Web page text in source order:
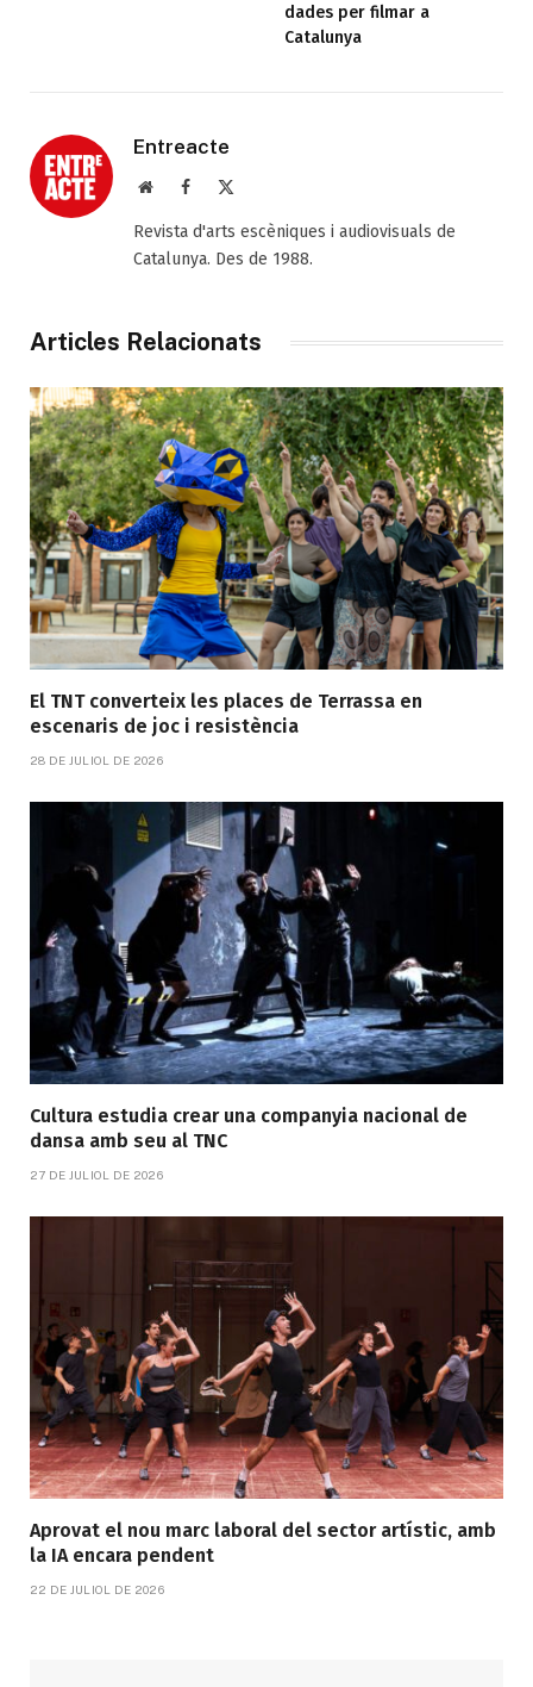
dades per filmar a
Catalunya
Entreacte
Web Facebook
Revista d'arts escèniques i audiovisuals de
Catalunya. Des de 1988.
Articles Relacionats
El TNT converteix les places de Terrassa en
escenaris de joc i resistència
28 DE JULIOL DE 2026
Cultura estudia crear una companyia nacional de
dansa amb seu al TNC
27 DE JULIOL DE 2026
Aprovat el nou marc laboral del sector artístic, amb
la IA encara pendent
22 DE JULIOL DE 2026